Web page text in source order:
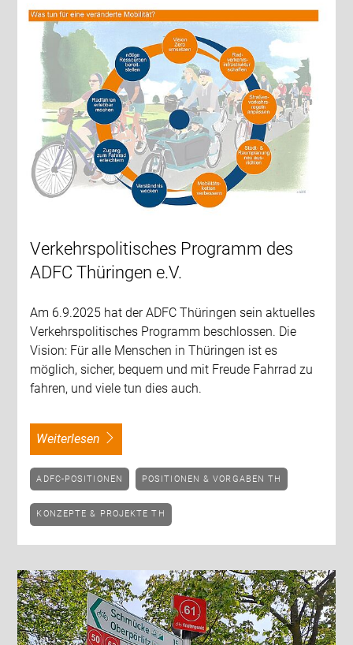
Verkehrspolitisches Programm des
ADFC Thüringen e.V.
Am 6.9.2025 hat der ADFC Thüringen sein aktuelles
Verkehrspolitisches Programm beschlossen. Die
Vision: Für alle Menschen in Thüringen ist es
möglich, sicher, bequem und mit Freude Fahrrad zu
fahren, und viele tun dies auch.
weiterlesen
ADFC-POSITIONEN POSITIONEN & VORGABEN TH
KONZEPTE & PROJEKTE TH